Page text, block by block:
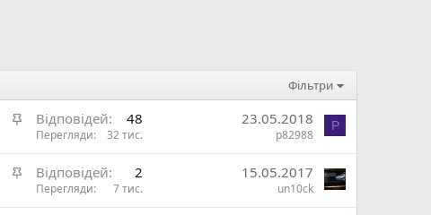
Фільтри
В
ж
л
в
Відповідей 48
Перегляди 32 тис.
23.05.2018
p82988
P
В
ж
Відповідей 2
Перегляди 7 тис.
15.05.2017
un10ck